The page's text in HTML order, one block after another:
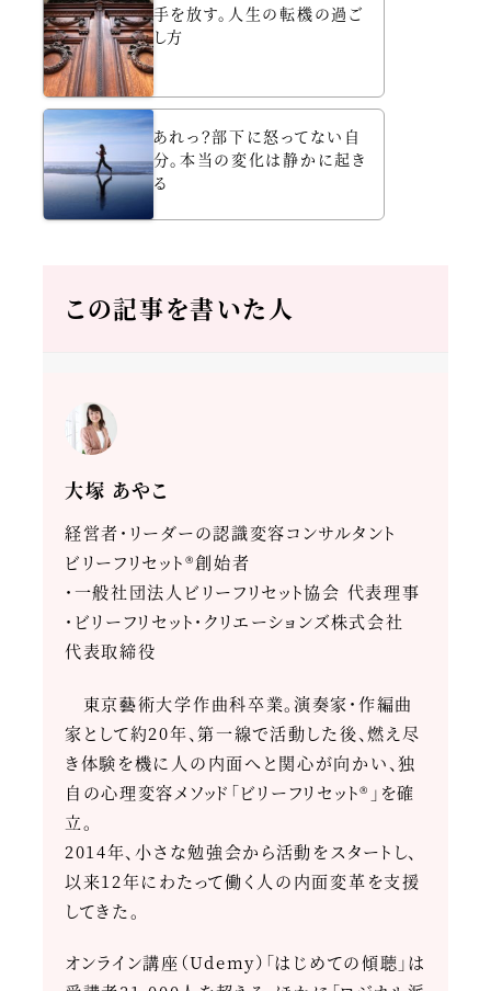
手を放す。人生の転機の過ご
し方
あれっ？部下に怒ってない自
分。本当の変化は静かに起き
る
この記事を書いた人
大塚 あやこ
経営者・リーダーの認識変容コンサルタント
ビリーフリセット®創始者
・一般社団法人ビリーフリセット協会 代表理事
・ビリーフリセット・クリエーションズ株式会社
代表取締役
東京藝術大学作曲科卒業。演奏家・作編曲
家として約20年、第一線で活動した後、燃え尽
き体験を機に人の内面へと関心が向かい、独
自の心理変容メソッド「ビリーフリセット®」を確
立。
2014年、小さな勉強会から活動をスタートし、
以来12年にわたって働く人の内面変革を支援
してきた。
オンライン講座（Udemy）「はじめての傾聴」は